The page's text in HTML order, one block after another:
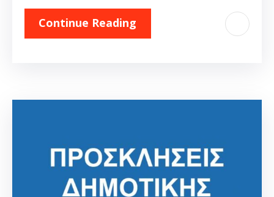
Continue Reading